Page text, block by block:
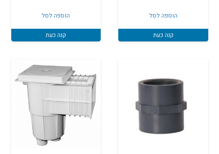
הוספה לסל
קנה כעת
הוספה לסל
קנה כעת